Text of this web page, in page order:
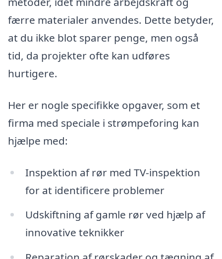
færre materialer anvendes. Dette betyder,
at du ikke blot sparer penge, men også
tid, da projekter ofte kan udføres
hurtigere.
Her er nogle specifikke opgaver, som et
firma med speciale i strømpeforing kan
hjælpe med:
Inspektion af rør med TV-inspektion
for at identificere problemer
Udskiftning af gamle rør ved hjælp af
innovative teknikker